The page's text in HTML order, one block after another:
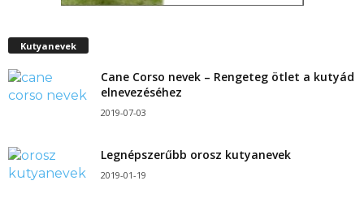
Kutyanevek
Cane Corso nevek – Rengeteg ötlet a kutyád
elnevezéséhez
2019-07-03
Legnépszerűbb orosz kutyanevek
2019-01-19